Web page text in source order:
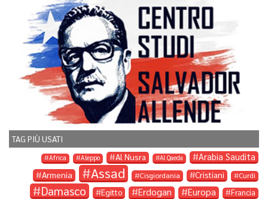
TAG PIÙ USATI
Africa Aleppo Al Nusra Al Qaeda Arabia Saudita
Armenia Assad Cisgiordania Cristiani Curdi
Damasco Egitto Erdogan Europa Francia